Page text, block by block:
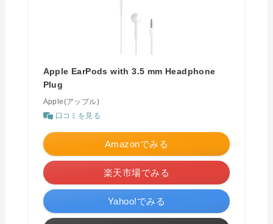
Apple EarPods with 3.5 mm Headphone
Plug
Apple(アップル)
口コミを見る
Amazonでみる
楽天市場でみる
Yahoo!でみる